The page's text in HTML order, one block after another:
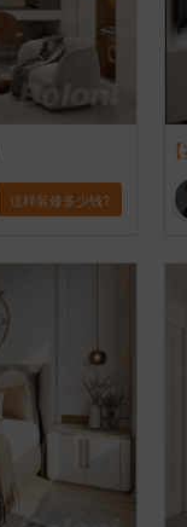
这样装修多少钱?